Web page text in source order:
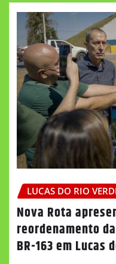
LUCAS DO RIO
Nova Rota
reordenamento
BR-163 em Lucas